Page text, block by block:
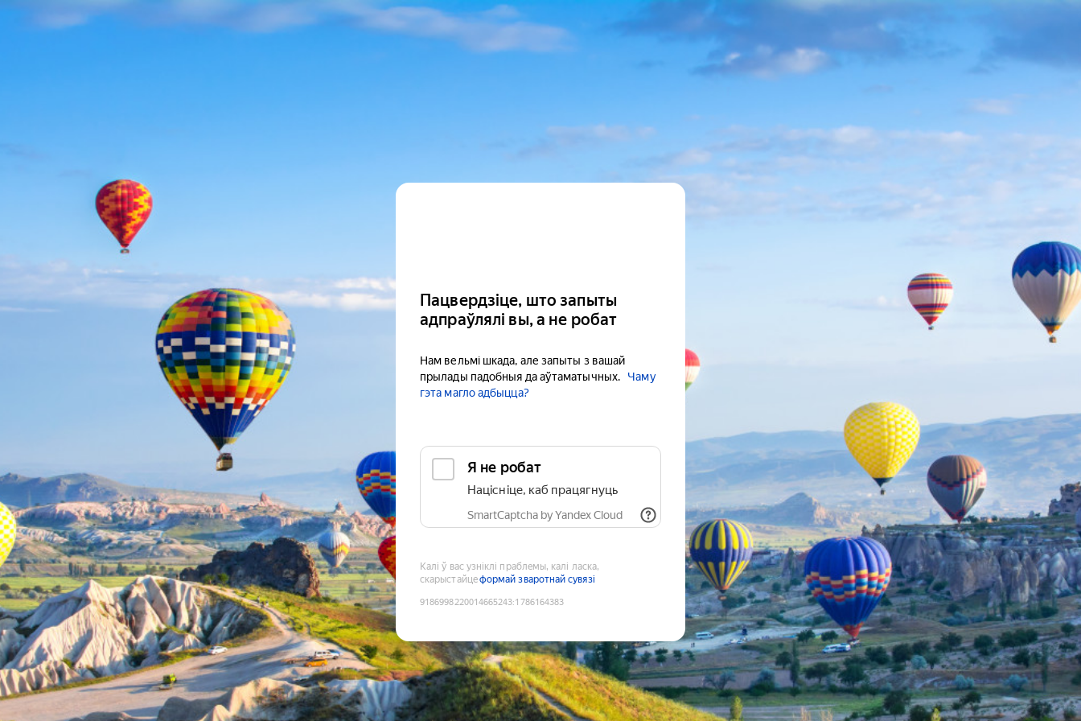
Пацвердзіце, што запыты
адпраўлялі вы, а не робат
Нам вельмі шкада, але запыты з вашай
прылады падобныя да аўтаматычных.
Чаму
гэта магло адбыцца?
Я не робат
Націсніце, каб працягнуць
SmartCaptcha by Yandex Cloud
Калі ў вас узніклі праблемы, калі ласка,
скарыстайцеформай зваротнай сувязі
9186998220014665243:1786164383